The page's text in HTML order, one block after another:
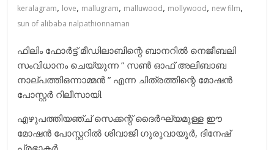
keralagram, love, mallugram, malluwood, mollywood, new film,
sun of alibaba nalpathionnaman
ഫിലിം ഫോർട്ട് മീഡിലാബിന്റെ ബാനറിൽ നെജീബലി
സംവിധാനം ചെയ്യുന്ന ” സൺ ഓഫ് അലിബാബ
നാല്പത്തിഒന്നാമ്മൻ ” എന്ന ചിത്രത്തിന്റെ മോഷൻ
പോസ്റ്റർ റിലീസായി.
എഴുപത്തിയഞ്ച് സെക്കന്റ് ദൈർഘ്യമുള്ള ഈ
മോഷൻ പോസ്റ്ററിൽ ശിവാജി ഗുരുവായൂർ, ദിനേഷ്